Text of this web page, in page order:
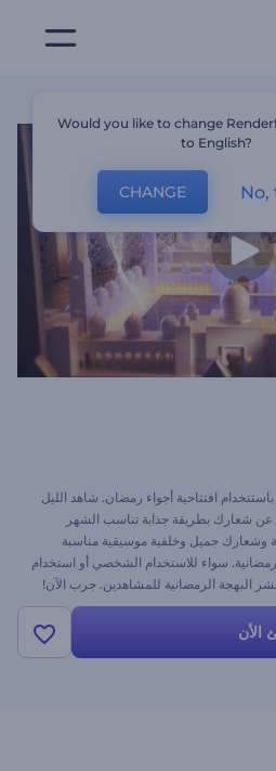
افتتاحية أجواء رمضان. شاهد الليل
شعارك بطريقة جذابة تناسب الشهر
وشعارك جميل وخلفية موسيقية مناسبة
سواء للاستخدام الشخصي أو استخدام
البهجة الرمضانية للمشاهدين. جرب الآن!
الأن
Would you like to change
to English?
CHANGE No,